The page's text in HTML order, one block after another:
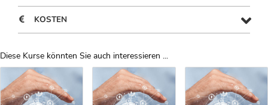
KOSTEN
Diese Kurse könnten Sie auch interessieren ...
Uber Weiterbildungsvorschläge